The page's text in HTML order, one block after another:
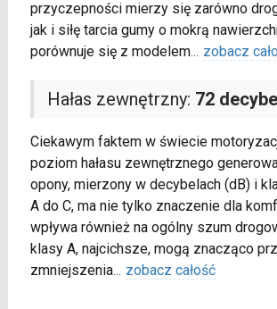
przyczepności mierzy się zarówno
jak i siłę tarcia gumy o mokrą
porównuje się z modelem... zobacz
Hałas zewnętrzny: 72
Ciekawym faktem w świecie
poziom hałasu zewnętrznego
opony, mierzony w decybelach (dB) i
A do C, ma nie tylko znaczenie dla
wpływa również na ogólny szum
klasy A, najcichsze, mogą znacząco
zmniejszenia... zobacz całość